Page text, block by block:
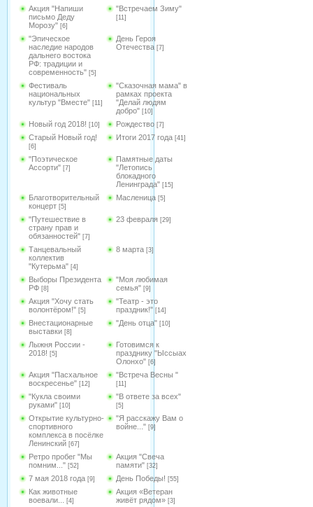
Акция "Напиши
письмо Деду
Морозу" [6]
"Встречаем Зиму"
[11]
"Эпическое
наследие народов
дальнего востока
РФ: традиции и
современность" [5]
День Героя
Отечества [7]
Фестиваль
национальных
культур "Вместе" [11]
"Сказочная мама" в
рамках проекта
"Делай людям
добро" [10]
Новый год 2018! [10] Рождество [7]
Старый Новый год!
[6]
Итоги 2017 года [41]
"Поэтическое
Ассорти" [7]
Памятные даты
"Летопись
блокадного
Ленинграда" [15]
Благотворительный
концерт [5]
Масленица [5]
"Путешествие в
страну прав и
обязанностей" [7]
23 февраля [29]
Танцевальный
коллектив
"Кутерьма" [4]
8 марта [3]
Выборы Президента
РФ [8]
"Моя любимая
семья" [9]
Акция "Хочу стать
волонтёром!" [5]
"Театр - это
праздник!" [14]
Внестационарные
выставки [8]
"День отца" [10]
Лыжня России -
2018! [5]
Готовимся к
празднику "Ыссыах
Олонхо" [6]
Акция "Пасхальное
воскресенье" [12]
"Встреча Весны "
[11]
"Кукла своими
руками" [10]
"В ответе за всех"
[5]
Открытие культурно-
спортивного
комплекса в посёлке
Ленинский [67]
"Я расскажу Вам о
войне..." [9]
Ретро пробег "Мы
помним..." [52]
Акция "Свеча
памяти" [32]
7 мая 2018 года [9] День Победы! [55]
Как животные
воевали...
[4]
Акция «Ветеран
живёт рядом» [3]